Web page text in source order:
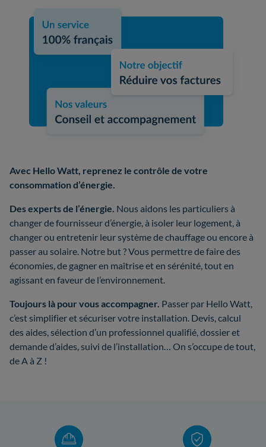
Avec Hello Watt, reprenez le contrôle de votre
consommation d’énergie.
Des experts de l’énergie. Nous aidons les particuliers à
changer de fournisseur d’énergie, à isoler leur logement, à
changer ou entretenir leur système de chauffage ou encore à
passer au solaire. Notre but ? Vous permettre de faire des
économies, de gagner en maîtrise et en sérénité, tout en
agissant en faveur de l’environnement.
Toujours là pour vous accompagner. Passer par Hello Watt,
c’est simplifier et sécuriser votre installation. Devis, calcul
des aides, sélection d’un professionnel qualifié, dossier et
demande d’aides, suivi de l’installation… On s’occupe de tout,
de A à Z !